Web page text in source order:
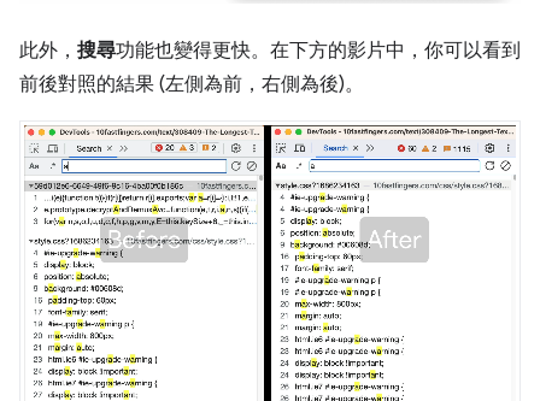
此外， 搜尋功能也變得更快。在下方的影片中，你可以看到
前後對照的結果 (左側為前，右側為後)。